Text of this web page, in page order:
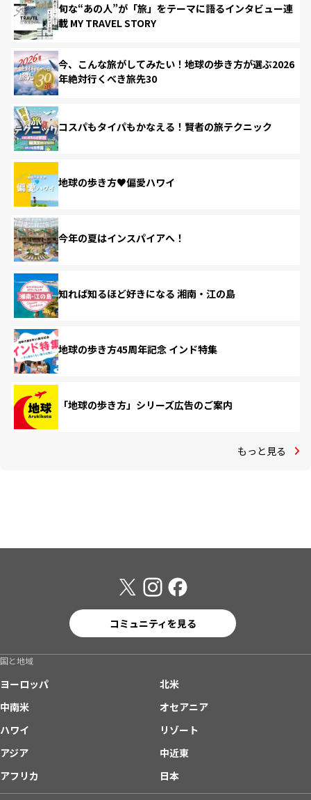
旬な“あの人”が「旅」をテーマに語るインタビュー連
載 MY TRAVEL STORY
今、こんな旅がしてみたい！地球の歩き方が選ぶ2026
年絶対行くべき旅先30
コスパもタイパもかなえる！賢者の旅テクニック
地球の歩き方♥偏愛ハワイ
今年の夏はインスパイアへ！
知れば知るほど好きになる 湘南・江の島
地球の歩き方45周年記念 インド特集
「地球の歩き方」シリーズ広告のご案内
もっと見る
コミュニティを見る
国と地域
ヨーロッパ
北米
中南米
オセアニア
ハワイ
リゾート
アジア
中近東
アフリカ
日本